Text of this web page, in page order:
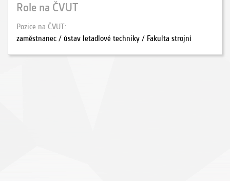
Role na ČVUT
Pozice na ČVUT
zaměstnanec / ústav letadlové techniky / Fakulta strojní